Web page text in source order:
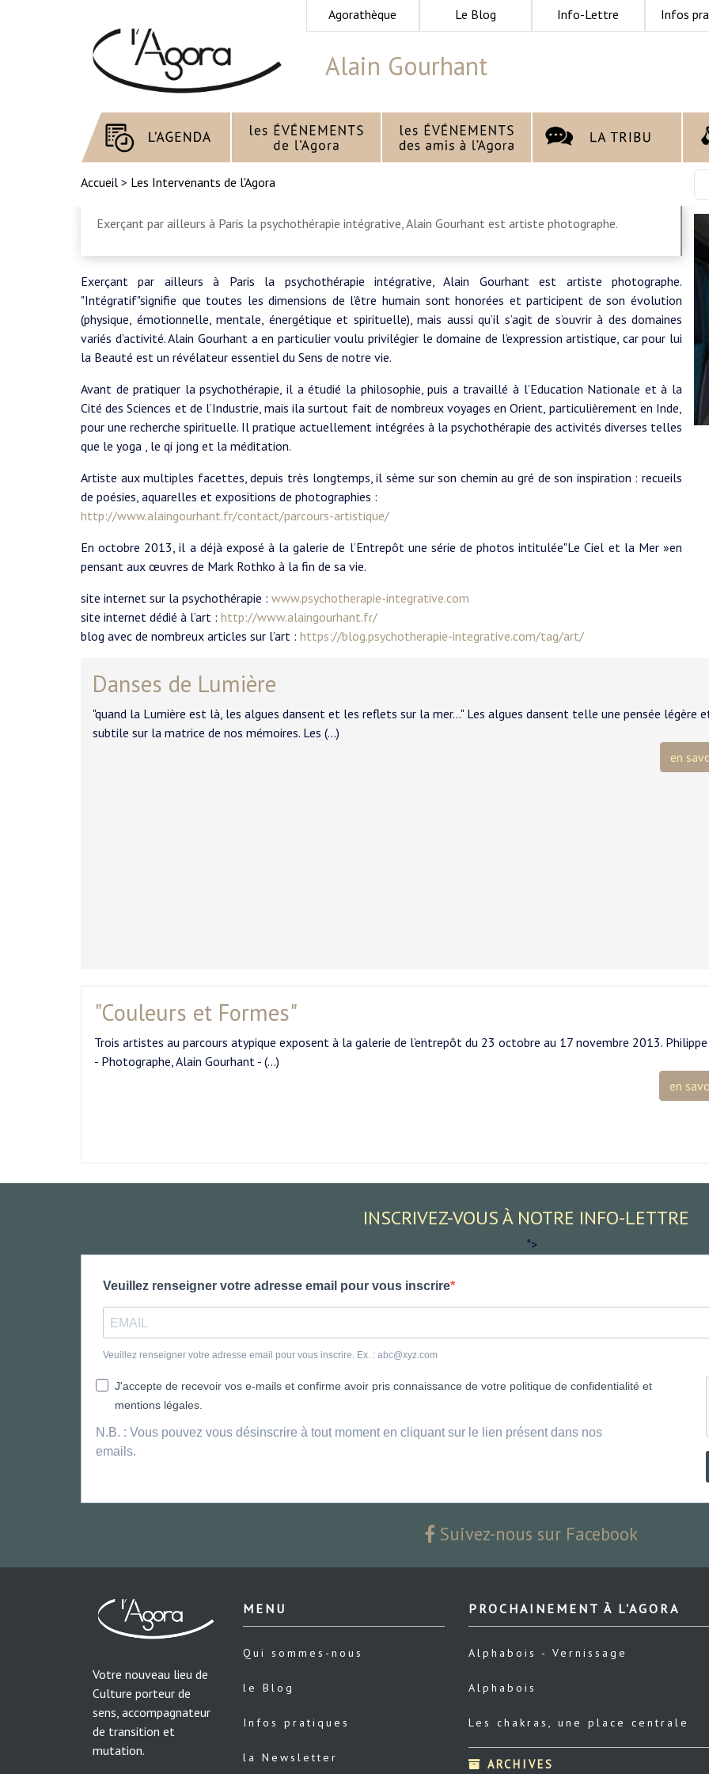
Agorathèque Le Blog Info-Lettre Infos
Alain Gourhant
Accueil > Les Intervenants de l'Agora
Exerçant par ailleurs à Paris la psychothérapie intégrative, Alain Gourhant est artiste photographe.
Exerçant par ailleurs à Paris la psychothérapie intégrative, Alain Gourhant est artiste photographe.
"Intégratif"signifie que toutes les dimensions de l’être humain sont honorées et participent de son évolution
(physique, émotionnelle, mentale, énergétique et spirituelle), mais aussi qu’il s’agit de s’ouvrir à des domaines
variés d’activité. Alain Gourhant a en particulier voulu privilégier le domaine de l’expression artistique, car pour lui
la Beauté est un révélateur essentiel du Sens de notre vie.
Avant de pratiquer la psychothérapie, il a étudié la philosophie, puis a travaillé à l’Education Nationale et à la
Cité des Sciences et de l’Industrie, mais ila surtout fait de nombreux voyages en Orient, particulièrement en Inde,
pour une recherche spirituelle. Il pratique actuellement intégrées à la psychothérapie des activités diverses telles
que le yoga , le qi jong et la méditation.
Artiste aux multiples facettes, depuis très longtemps, il sème sur son chemin au gré de son inspiration : recueils
de poésies, aquarelles et expositions de photographies :
http://www.alaingourhant.fr/contact/parcours-artistique/
En octobre 2013, il a déjà exposé à la galerie de l’Entrepôt une série de photos intitulée"Le Ciel et la Mer »en
pensant aux œuvres de Mark Rothko à la fin de sa vie.
site internet sur la psychothérapie : www.psychotherapie-integrative.com
site internet dédié à l’art : http://www.alaingourhant.fr/
blog avec de nombreux articles sur l’art : https://blog.psychotherapie-integrative.com/tag/art/
Danses de Lumière
"quand la Lumière est là, les algues dansent et les reflets sur la mer..." Les algues dansent telle une pensée légère
subtile sur la matrice de nos mémoires. Les (…)
en
"Couleurs et Formes"
Trois artistes au parcours atypique exposent à la galerie de l’entrepôt du 23 octobre au 17 novembre 2013.
- Photographe, Alain Gourhant - (…)
en
INSCRIVEZ-VOUS À NOTRE INFO-LETTRE
">
Veuillez renseigner votre adresse email pour vous inscrire
Veuillez renseigner votre adresse email pour vous inscrire. Ex. : abc@xyz.com
J'accepte de recevoir vos e-mails et confirme avoir pris connaissance de votre politique de confidentialité et
mentions légales.
N.B. : Vous pouvez vous désinscrire à tout moment en cliquant sur le lien présent dans nos
emails.
Suivez-nous sur Facebook
Votre nouveau lieu de
Culture porteur de
sens, accompagnateur
de transition et
mutation.
MENU
Qui sommes-nous
le Blog
Infos pratiques
la Newsletter
PROCHAINEMENT À L'AGORA
Alphabois - Vernissage
Alphabois
Les chakras, une place centrale
ARCHIVES